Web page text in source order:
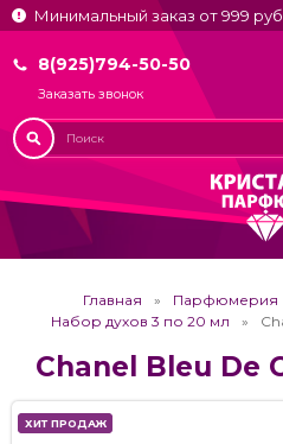
Минимальный заказ от 999 руб.
8(925)794-50-50
Заказать звонок
Главная Парфюмерия
Набор духов 3 по 20 мл
Chanel Bleu De
ХИТ ПРОДАЖ
ХИТ ПРОДАЖ